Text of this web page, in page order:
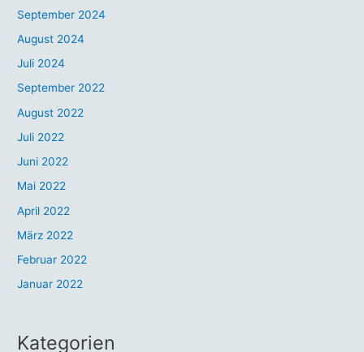
September 2024
August 2024
Juli 2024
September 2022
August 2022
Juli 2022
Juni 2022
Mai 2022
April 2022
März 2022
Februar 2022
Januar 2022
Kategorien